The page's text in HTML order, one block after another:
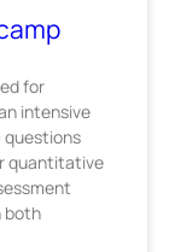
for
intensive
questions
quantitative
both